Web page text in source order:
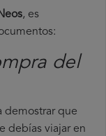
, es
del
demostrar que
debías viajar en